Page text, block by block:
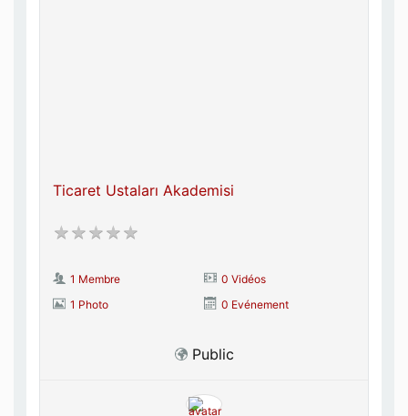
Ticaret Ustaları Akademisi
1 Membre
0 Vidéos
1 Photo
0 Evénement
Public